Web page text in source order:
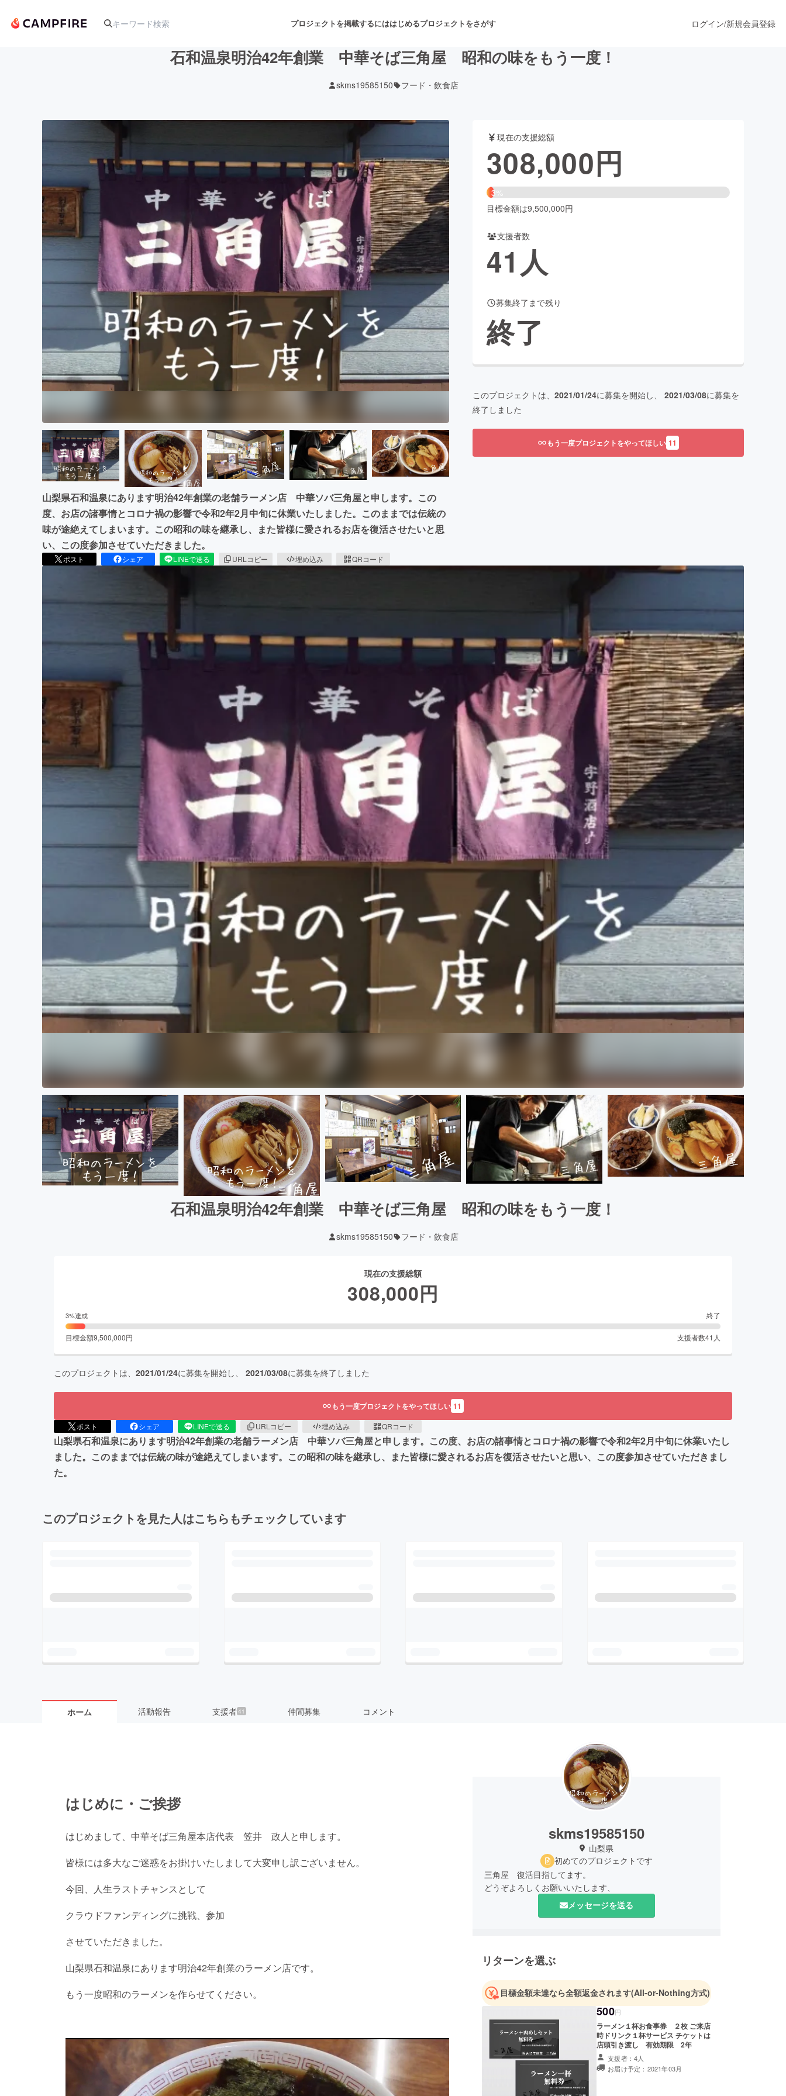
プロジェクトを掲載するにははじめるプロジェクトをさがす
アート・写真 舞台・パフォーマンス
テクノロジー・ガジェット ゲーム・サービス開発 フード・飲食店 ファッション
映像・映画 書籍・雑誌出版 アニメ・漫画
ビジネス・起業 チャレンジ ビューティー・ヘルスケア
まちづくり・地域活性化
CAMPFIRE for Social Good
CAMPFIRE Creation
CAMPFIREふるさと納税machi-yaコミュニティ
ログイン/新規会員登録
石和温泉明治42年創業 中華そば三角屋 昭和の味をもう一度！
skms19585150 フード・飲食店
山梨県石和温泉にあります明治42年創業の老舗ラーメン店 中華ソバ三角屋と申します。この
度、お店の諸事情とコロナ禍の影響で令和2年2月中旬に休業いたしました。このままでは伝統の
味が途絶えてしまいます。この昭和の味を継承し、また皆様に愛されるお店を復活させたいと思
い、この度参加させていただきました。
ポスト シェア LINEで送る URLコピー 埋め込み QRコード
現在の支援総額
308,000円
3%
目標金額は9,500,000円
支援者数
41 人
募集終了まで残り
終了
このプロジェクトは、 2021/01/24に募集を開始し、 2021/03/08に募集を
終了しました
もう一度プロジェクトをやってほしい 11
石和温泉明治42年創業 中華そば三角屋 昭和の味をもう一度！
skms19585150 フード・飲食店
現在の支援総額
308,000円
3%達成 終了
目標金額9,500,000円 支援者数41 人
このプロジェクトは、 2021/01/24に募集を開始し、 2021/03/08に募集を終了しました
もう一度プロジェクトをやってほしい 11
ポスト シェア LINEで送る URLコピー 埋め込み QRコード
山梨県石和温泉にあります明治42年創業の老舗ラーメン店 中華ソバ三角屋と申します。この度、お店の諸事情とコロナ禍の影響で令和2年2月中旬に休業いたし
ました。このままでは伝統の味が途絶えてしまいます。この昭和の味を継承し、また皆様に愛されるお店を復活させたいと思い、この度参加させていただきまし
た。
このプロジェクトを見た人はこちらもチェックしています
ホーム 活動報告 支援者41 仲間募集 コメント
はじめに・ご挨拶
はじめまして、中華そば三角屋本店代表 笠井 政人と申します。
皆様には多大なご迷惑をお掛けいたしまして大変申し訳ございません。
今回、人生ラストチャンスとして
クラウドファンディングに挑戦、参加
させていただきました。
山梨県石和温泉にあります明治42年創業のラーメン店です。
もう一度昭和のラーメンを作らせてください。
skms19585150
山梨県
初めてのプロジェクトです
三角屋 復活目指してます。
どうぞよろしくお願いいたします、
メッセージを送る
リターンを選ぶ
目標金額未達なら全額返金されます(All-or-Nothing方式)
500円
ラーメン１杯お食事券 ２枚 ご来店
時ドリンク１杯サービス チケットは
店頭引き渡し 有効期限 2年
支援者：4人
お届け予定：2021年03月